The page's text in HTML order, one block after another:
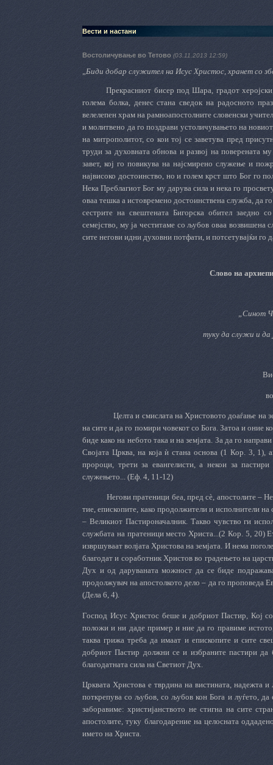
Вести и настани
Востоличување во Тетово (03.11.2013 12:59)
„Биди добар служител на Исус Христос, хранет со
Прекрасниот бисер под Шара, градот херојски,
голема болка, денес стана сведок на радосното
велелепен храм на рамноапостолните словенски
и молитвено да го поздрави устоличувањето на
на митрополитот, со кои тој се заветува пред
труди за духовната обнова и развој на поверената
завет, кој го повикува на најсмирено служење и
највисоко достоинство, но и голем крст што Бог го
Нека Преблагиот Бог му дарува сила и нека го
оваа тешка а истовремено достоинствена служба, да
сестрите на свештената Бигорска обител заедно
семејство, му ја честитаме со љубов оваа возвишена
сите негови идни духовни потфати, и потсетувајќи го
Слово на
„Синот
туку да служи и да
Целта и смислата на Христовото доаѓање на
на сите и да го помири човекот со Бога. Затоа и оние
биде како на небото така и на земјата. За да го
Својата Црква, на која ѝ стана основа (1 Кор. 3,
пророци, трети за евангелисти, а некои за
служењето... (Еф. 4, 11-12)
Негови пратеници беа, пред сè, апостолите –
тие, епископите, како продолжители и исполнители
– Великиот Пастироначалник. Такво чувство ги
службата на пратеници место Христа...(2 Кор. 5, 20)
извршуваат волјата Христова на земјата. И нема
благодат и соработник Христов во градењето на
Дух и од даруваната можност да се биде
продолжувач на апостолкото дело – да го проповеда
(Дела 6, 4).
Господ Исус Христос беше и добриот Пастир, Кој
положи и ни даде пример и ние да го правиме
таква грижа треба да имаат и епископите и сите
добриот Пастир должни се и избраните пастири
благодатната сила на Светиот Дух.
Црквата Христова е тврдина на вистината, надежта
поткрепува со љубов, со љубов кон Бога и луѓето,
заборавиме: христијанството не стигна на сите
апостолите, туку благодарение на целосната
името на Христа.